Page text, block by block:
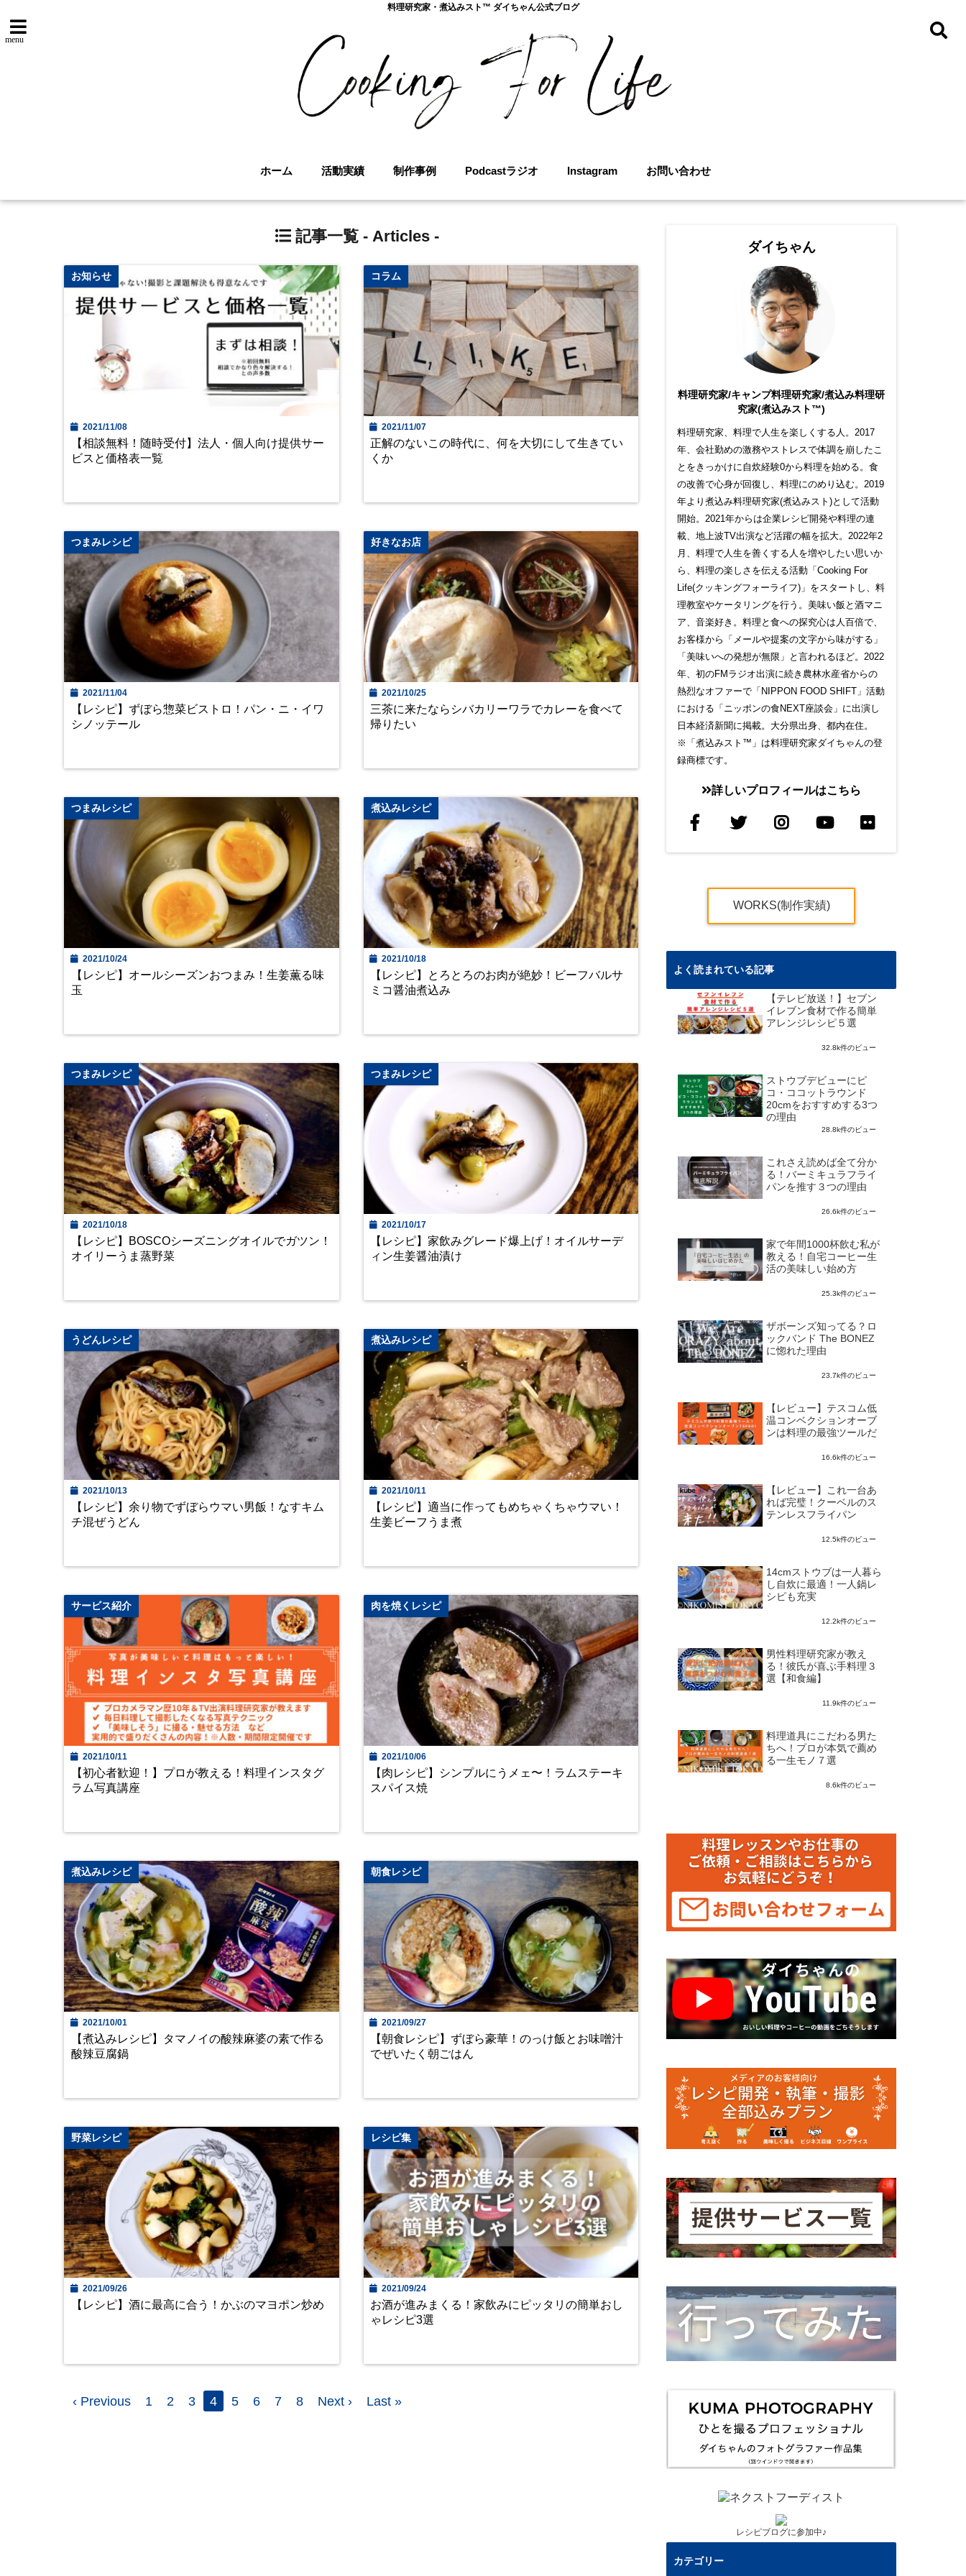
料理研究家・煮込みスト™︎ ダイちゃん公式ブログ
menu
ホーム 活動実績 制作事例 Podcastラジオ Instagram お問い合わせ
記事一覧 - Articles -
お知らせ
2021/11/08
【相談無料！随時受付】法人・個人向け提供サー
ビスと価格表一覧
コラム
2021/11/07
正解のないこの時代に、何を大切にして生きてい
くか
つまみレシピ
2021/11/04
【レシピ】ずぼら惣菜ビストロ！パン・ニ・イワ
シノッテール
好きなお店
2021/10/25
三茶に来たならシバカリーワラでカレーを食べて
帰りたい
つまみレシピ
2021/10/24
【レシピ】オールシーズンおつまみ！生姜薫る味
玉
煮込みレシピ
2021/10/18
【レシピ】とろとろのお肉が絶妙！ビーフバルサ
ミコ醤油煮込み
つまみレシピ
2021/10/18
【レシピ】BOSCOシーズニングオイルでガツン！
オイリーうま蒸野菜
つまみレシピ
2021/10/17
【レシピ】家飲みグレード爆上げ！オイルサーデ
ィン生姜醤油漬け
うどんレシピ
2021/10/13
【レシピ】余り物でずぼらウマい男飯！なすキム
チ混ぜうどん
煮込みレシピ
2021/10/11
【レシピ】適当に作ってもめちゃくちゃウマい！
生姜ビーフうま煮
サービス紹介
2021/10/11
【初心者歓迎！】プロが教える！料理インスタグ
ラム写真講座
肉を焼くレシピ
2021/10/06
【肉レシピ】シンプルにうメェ〜！ラムステーキ
スパイス焼
煮込みレシピ
2021/10/01
【煮込みレシピ】タマノイの酸辣麻婆の素で作る
酸辣豆腐鍋
朝食レシピ
2021/09/27
【朝食レシピ】ずぼら豪華！のっけ飯とお味噌汁
でぜいたく朝ごはん
野菜レシピ
2021/09/26
【レシピ】酒に最高に合う！かぶのマヨポン炒め
レシピ集
2021/09/24
お酒が進みまくる！家飲みにピッタリの簡単おし
ゃレシピ3選
‹ Previous 1 2 3 4 5 6 7 8 Next › Last »
ダイちゃん
料理研究家/キャンプ料理研究家/煮込み料理研
究家(煮込みスト™)
料理研究家、料理で人生を楽しくする人。2017
年、会社勤めの激務やストレスで体調を崩したこ
とをきっかけに自炊経験0から料理を始める。食
の改善で心身が回復し、料理にのめり込む。2019
年より煮込み料理研究家(煮込みスト)として活動
開始。2021年からは企業レシピ開発や料理の連
載、地上波TV出演など活躍の幅を拡大。2022年2
月、料理で人生を善くする人を増やしたい思いか
ら、料理の楽しさを伝える活動「Cooking For
Life(クッキングフォーライフ)」をスタートし、料
理教室やケータリングを行う。美味い飯と酒マニ
ア、音楽好き。料理と食への探究心は人百倍で、
お客様から「メールや提案の文字から味がする」
「美味いへの発想が無限」と言われるほど。2022
年、初のFMラジオ出演に続き農林水産省からの
熱烈なオファーで「NIPPON FOOD SHIFT」活動
における「ニッポンの食NEXT座談会」に出演し
日本経済新聞に掲載。大分県出身、都内在住。
※「煮込みスト™」は料理研究家ダイちゃんの登
録商標です。
詳しいプロフィールはこちら
WORKS(制作実績)
よく読まれている記事
【テレビ放送！】セブン
イレブン食材で作る簡単
アレンジレシピ５選
32.8k件のビュー
ストウブデビューにピ
コ・ココットラウンド
20cmをおすすめする3つ
の理由
28.8k件のビュー
これさえ読めば全て分か
る！バーミキュラフライ
パンを推す３つの理由
26.6k件のビュー
家で年間1000杯飲む私が
教える！自宅コーヒー生
活の美味しい始め方
25.3k件のビュー
ザボーンズ知ってる？ロ
ックバンド The BONEZ
に惚れた理由
23.7k件のビュー
【レビュー】テスコム低
温コンベクションオーブ
ンは料理の最強ツールだ
16.6k件のビュー
【レビュー】これ一台あ
れば完璧！クーベルのス
テンレスフライパン
12.5k件のビュー
14cmストウブは一人暮ら
し自炊に最適！一人鍋レ
シピも充実
12.2k件のビュー
男性料理研究家が教え
る！彼氏が喜ぶ手料理３
選【和食編】
11.9k件のビュー
料理道具にこだわる男た
ちへ！プロが本気で薦め
る一生モノ７選
8.6k件のビュー
レシピブログに参加中♪
カテゴリー